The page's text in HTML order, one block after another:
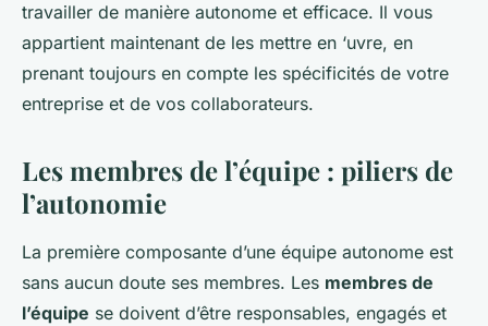
travailler de manière autonome et efficace. Il vous
appartient maintenant de les mettre en ‘uvre, en
prenant toujours en compte les spécificités de votre
entreprise et de vos collaborateurs.
Les membres de l’équipe : piliers de
l’autonomie
La première composante d’une équipe autonome est
sans aucun doute ses membres. Les membres de
l’équipe se doivent d’être responsables, engagés et